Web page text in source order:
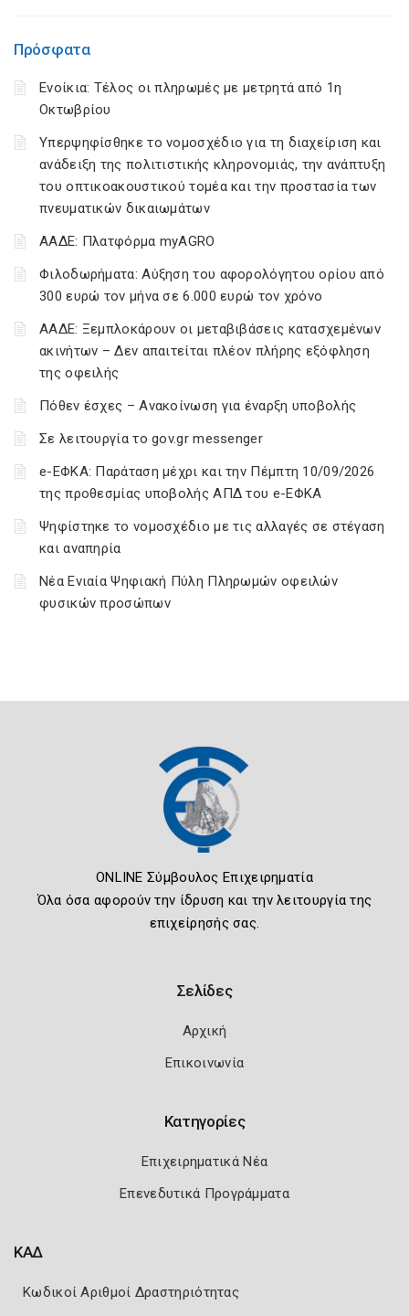
Πρόσφατα
Ενοίκια: Τέλος οι πληρωμές με μετρητά από 1η
Οκτωβρίου
Υπερψηφίσθηκε το νομοσχέδιο για τη διαχείριση και
ανάδειξη της πολιτιστικής κληρονομιάς, την ανάπτυξη
του οπτικοακουστικού τομέα και την προστασία των
πνευματικών δικαιωμάτων
ΑΑΔΕ: Πλατφόρμα myAGRO
Φιλοδωρήματα: Αύξηση του αφορολόγητου ορίου από
300 ευρώ τον μήνα σε 6.000 ευρώ τον χρόνο
ΑΑΔΕ: Ξεμπλοκάρουν οι μεταβιβάσεις κατασχεμένων
ακινήτων – Δεν απαιτείται πλέον πλήρης εξόφληση
της οφειλής
Πόθεν έσχες – Ανακοίνωση για έναρξη υποβολής
Σε λειτουργία το gov.gr messenger
e-ΕΦΚΑ: Παράταση μέχρι και την Πέμπτη 10/09/2026
της προθεσμίας υποβολής ΑΠΔ του e-ΕΦΚΑ
Ψηφίστηκε το νομοσχέδιο με τις αλλαγές σε στέγαση
και αναπηρία
Νέα Ενιαία Ψηφιακή Πύλη Πληρωμών οφειλών
φυσικών προσώπων
ONLINE Σύμβουλος Επιχειρηματία
Όλα όσα αφορούν την ίδρυση και την λειτουργία της
επιχείρησής σας.
Σελίδες
Αρχική
Επικοινωνία
Κατηγορίες
Επιχειρηματικά Νέα
Επενεδυτικά Προγράμματα
ΚΑΔ
Κωδικοί Αριθμοί Δραστηριότητας